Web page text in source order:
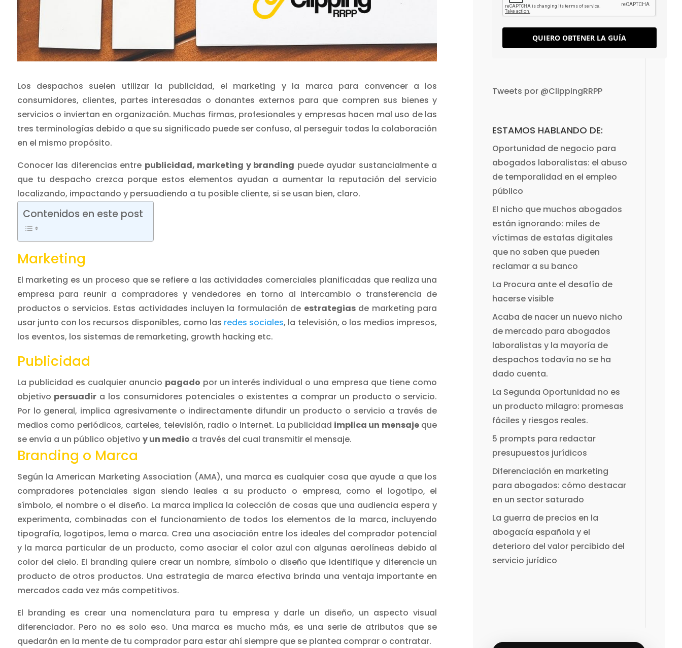
Los despachos suelen utilizar la publicidad, el marketing y la marca para convencer a los
consumidores, clientes, partes interesadas o donantes externos para que compren sus bienes y
servicios o inviertan en organización. Muchas firmas, profesionales y empresas hacen mal uso de las
tres terminologías debido a que su significado puede ser confuso, al perseguir todas la colaboración
en el mismo propósito.
Conocer las diferencias entre publicidad, marketing y branding puede ayudar sustancialmente a
que tu despacho crezca porque estos elementos ayudan a aumentar la reputación del servicio
localizando, impactando y persuadiendo a tu posible cliente, si se usan bien, claro.
Contenidos en este post
Marketing
El marketing es un proceso que se refiere a las actividades comerciales planificadas que realiza una
empresa para reunir a compradores y vendedores en torno al intercambio o transferencia de
productos o servicios. Estas actividades incluyen la formulación de estrategiasde marketing para
usar junto con los recursos disponibles, como las redes sociales, la televisión, o los medios impresos,
los eventos, los sistemas de remarketing, growth hacking etc.
Publicidad
La publicidad es cualquier anuncio pagado por un interés individual o una empresa que tiene como
objetivo persuadir a los consumidores potenciales o existentes a comprar un producto o servicio.
Por lo general, implica agresivamente o indirectamente difundir un producto o servicio a través de
medios como periódicos, carteles, televisión, radio o Internet. La publicidad implica un mensajeque
se envía a un público objetivo y un medio a través del cual transmitir el mensaje.
Branding o Marca
Según la American Marketing Association (AMA), una marca es cualquier cosa que ayude a que los
compradores potenciales sigan siendo leales a su producto o empresa, como el logotipo, el
símbolo, el nombre o el diseño. La marca implica la colección de cosas que una audiencia espera y
experimenta, combinadas con el funcionamiento de todos los elementos de la marca, incluyendo
tipografía, logotipos, lema o marca. Crea una asociación entre los ideales del comprador potencial
y la marca particular de un producto, como asociar el color azul con algunas aerolíneas debido al
color del cielo. El branding quiere crear un nombre, símbolo o diseño que identifique y diferencie un
producto de otros productos. Una estrategia de marca efectiva brinda una ventaja importante en
mercados cada vez más competitivos.
El branding es crear una nomenclatura para tu empresa y darle un diseño, un aspecto visual
diferenciador. Pero no es solo eso. Una marca es mucho más, es una serie de atributos que se
quedarán en la mente de tu comprador para estar ahí siempre que se plantea comprar o contratar.
QUIERO OBTENER LA GUÍA
Tweets por @ClippingRRPP
ESTAMOS HABLANDO DE:
Oportunidad de negocio para
abogados laboralistas: el abuso
de temporalidad en el empleo
público
El nicho que muchos abogados
están ignorando: miles de
víctimas de estafas digitales
que no saben que pueden
reclamar a su banco
La Procura ante el desafío de
hacerse visible
Acaba de nacer un nuevo nicho
de mercado para abogados
laboralistas y la mayoría de
despachos todavía no se ha
dado cuenta.
La Segunda Oportunidad no es
un producto milagro: promesas
fáciles y riesgos reales.
5 prompts para redactar
presupuestos jurídicos
Diferenciación en marketing
para abogados: cómo destacar
en un sector saturado
La guerra de precios en la
abogacía española y el
deterioro del valor percibido del
servicio jurídico